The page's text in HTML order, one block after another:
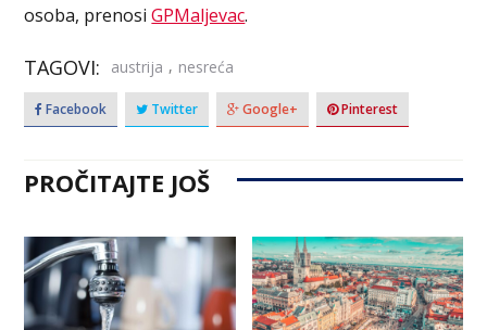
osoba, prenosiGPMaljevac.
TAGOVI: austrija , nesreća
Facebook Twitter Google+ Pinterest
PROČITAJTE JOŠ